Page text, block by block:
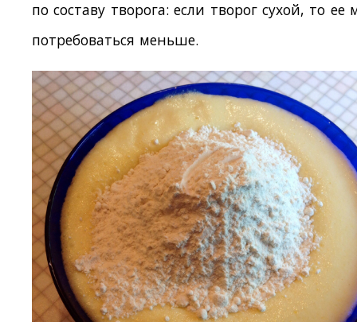
по составу творога: если творог сухой, то ее
потребоваться меньше.